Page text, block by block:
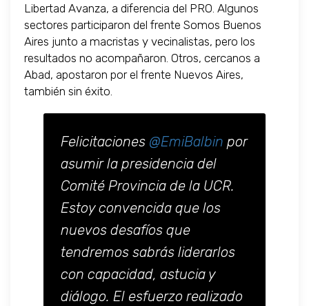
Libertad Avanza, a diferencia del PRO. Algunos
sectores participaron del frente Somos Buenos
Aires junto a macristas y vecinalistas, pero los
resultados no acompañaron. Otros, cercanos a
Abad, apostaron por el frente Nuevos Aires,
también sin éxito.
Felicitaciones @EmiBalbin por
asumir la presidencia del
Comité Provincia de la UCR.
Estoy convencida que los
nuevos desafíos que
tendremos sabrás liderarlos
con capacidad, astucia y
diálogo. El esfuerzo realizado